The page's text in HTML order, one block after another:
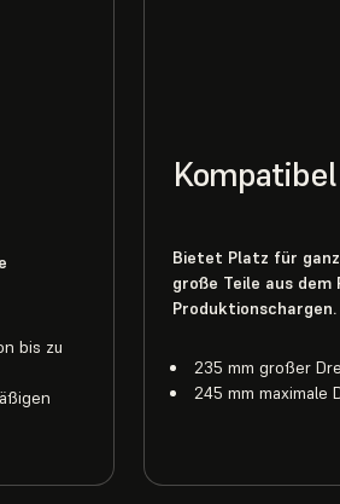
bis zu
Bietet Platz für
große Teile aus
Produktionschargen.
235 mm großer
245 mm maximale